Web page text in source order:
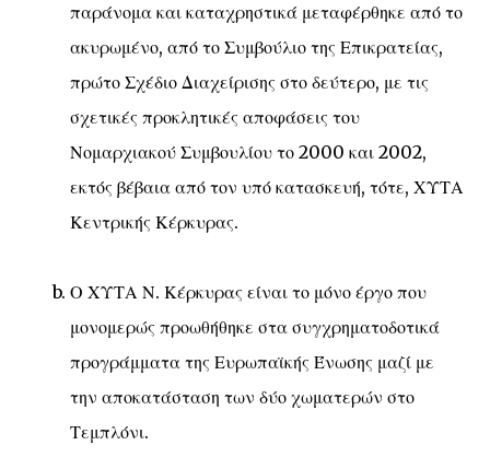
παράνομα και καταχρηστικά μεταφέρθηκε από το
ακυρωμένο, από το Συμβούλιο της Επικρατείας,
πρώτο Σχέδιο Διαχείρισης στο δεύτερο, με τις
σχετικές προκλητικές αποφάσεις του
Νομαρχιακού Συμβουλίου το 2000 και 2002,
εκτός βέβαια από τον υπό κατασκευή, τότε, ΧΥΤΑ
Κεντρικής Κέρκυρας.
Ο ΧΥΤΑ Ν. Κέρκυρας είναι το μόνο έργο που
μονομερώς προωθήθηκε στα συγχρηματοδοτικά
προγράμματα της Ευρωπαϊκής Ένωσης μαζί με
την αποκατάσταση των δύο χωματερών στο
Τεμπλόνι.